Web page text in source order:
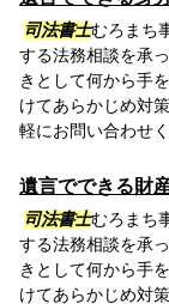
司法書士むろまち
する法務相談を承
きとして何から手
けてあらかじめ対
軽にお問い合わせく
遺言でできる財
司法書士むろまち
する法務相談を承
きとして何から手
けてあらかじめ対